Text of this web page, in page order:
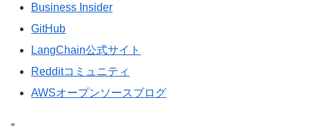
Business Insider
GitHub
LangChain公式サイト
Redditコミュニティ
AWSオープンソースブログ
”